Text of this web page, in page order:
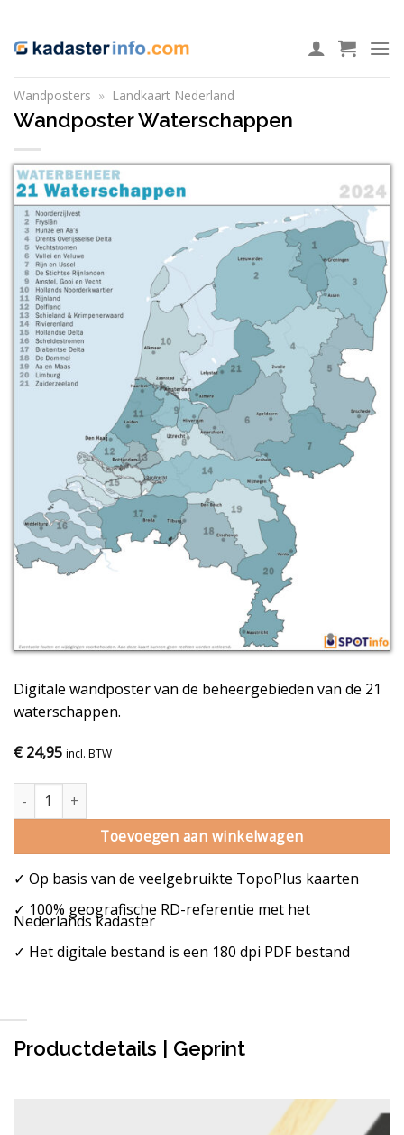
inhoud
Wandposters » Landkaart Nederland
Wandposter Waterschappen
Digitale wandposter van de beheergebieden van de 21
waterschappen.
€ 24,95 incl. BTW
Wandposter Waterschappen aantal
Toevoegen aan winkelwagen
✓ Op basis van de veelgebruikte TopoPlus kaarten
✓ 100% geografische RD-referentie met het
Nederlands kadaster
✓ Het digitale bestand is een 180 dpi PDF bestand
Productdetails | Geprint